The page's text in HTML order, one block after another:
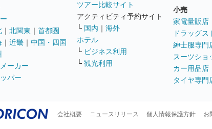
｜ 北関東 ｜ 首都圏
｜ 近畿 ｜ 中国・四国
ーカー
パー
ツアー比較サイト
アクティビティ予約サイト
└ 国内 ｜ 海外
ホテル
└ ビジネス利用
└ 観光利用
小売
家電量販店
ドラッグス
紳士服専門
スーツショ
カー用品店
タイヤ専門
会社概要 ニュースリリース 個人情報保護方針 お